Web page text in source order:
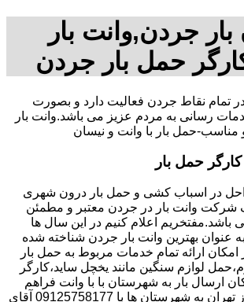
جردن,وانت بار
حمل بار جردن
در تمام نقاط جردن فعالیت دارد و بصورت
رسانی به مردم عزیز می باشد.وانت بار
حمل بار با وانت و نیسان
حمل بار
در اسباب کشی و حمل بار درون شهری
شرکت وانت بار در جردن معتبر و مطمئن
باشد.مفتخریم اعلام کنیم در این سال ها
عنوان بهترین وانت بار جردن شناخته شده
امکان ارائه تمام خدمات مربوط به حمل بار
لوازم سنگین مانند یخچل ساید،کارگر
ارسال بار به شهرستان با با وانت فراهم
شده است برای بار از تهران به شهرستان ها با 09125758177 آقای